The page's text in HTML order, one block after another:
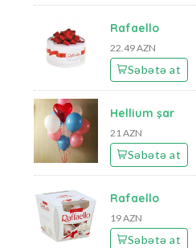
Rafaello
22.49 AZN
Səbətə at
Hellium şar
21 AZN
Səbətə at
Rafaello
19 AZN
Səbətə at